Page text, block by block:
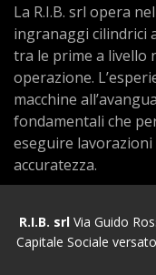
La R.I.B. srl opera
ingranaggi cilindrici
tra le prime a livello
operazione.
macchine
fondamentali che
eseguire lavorazioni
accuratezza.
R.I.B. srl Via Guido
Capitale Sociale